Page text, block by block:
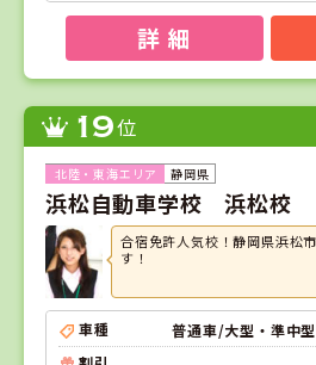
詳 細
19位
静岡県
浜松自動車学校 浜松校
合宿免許人気校！静岡県浜松
す！
車種
普通車/大型・準中型